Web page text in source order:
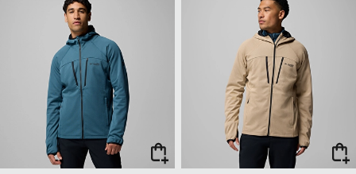
%60 İndirim
Columbia Tech Knit
Çeyrek Fermuarlı Erkek
Polar Üst
3.119,96TL7.799,90
Columbia Dünyası Üyelerine
Sepette Ek %5 İndirim
Alto Pass Tam Fermuarlı
Erkek Polar Üst
2.719,96TL 6.799,90TL
Columbia Dünyası Üyelerine
Sepette Ek %5 İndirim